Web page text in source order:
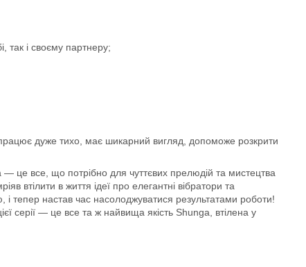
так і своєму партнеру;
працює дуже тихо, має шикарний вигляд, допоможе розкрити
це все, що потрібно для чуттєвих прелюдій та мистецтва
втілити в життя ідеї про елегантні вібратори та
тепер настав час насолоджуватися результатами роботи!
серії — це все та ж найвища якість Shunga, втілена у